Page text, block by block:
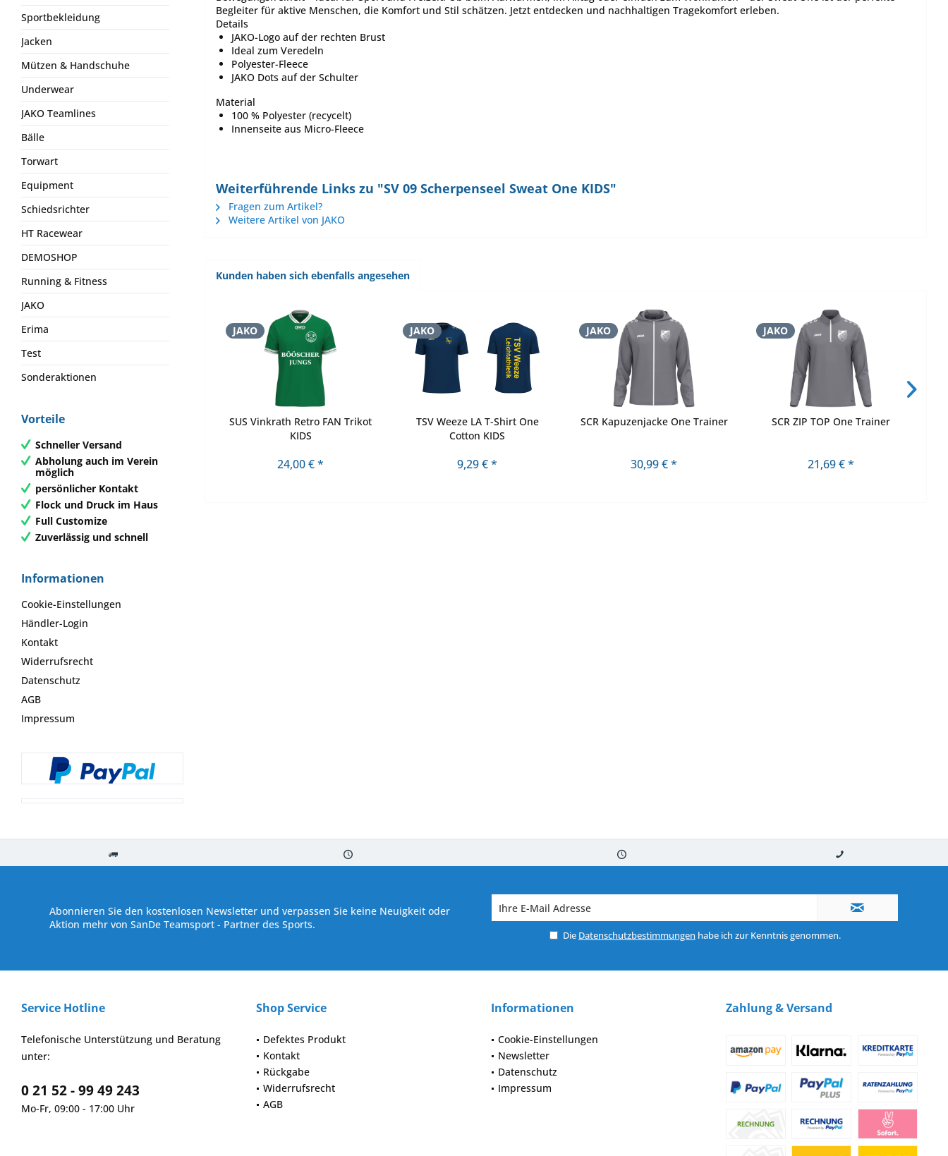
Sportbekleidung
Jacken
Mützen & Handschuhe
Underwear
JAKO Teamlines
Bälle
Torwart
Equipment
Schiedsrichter
HT Racewear
DEMOSHOP
Running & Fitness
JAKO
Erima
Test
Sonderaktionen
Vorteile
Schneller Versand
Abholung auch im Verein
möglich
persönlicher Kontakt
Flock und Druck im Haus
Full Customize
Zuverlässig und schnell
Informationen
Cookie-Einstellungen
Händler-Login
Kontakt
Widerrufsrecht
Datenschutz
AGB
Impressum
Begleiter für aktive Menschen, die Komfort und Stil schätzen. Jetzt entdecken und nachhaltigen Tragekomfort erleben.
Details
JAKO-Logo auf der rechten Brust
Ideal zum Veredeln
Polyester-Fleece
JAKO Dots auf der Schulter
Material
100 % Polyester (recycelt)
Innenseite aus Micro-Fleece
Weiterführende Links zu "SV 09 Scherpenseel Sweat One KIDS"
Fragen zum Artikel?
Weitere Artikel von JAKO
Kunden haben sich ebenfalls angesehen
JAKO
SUS Vinkrath Retro FAN Trikot
KIDS
24,00 € *
JAKO
TSV Weeze LA T-Shirt One
Cotton KIDS
9,29 € *
JAKO
SCR Kapuzenjacke One Trainer
30,99 € *
JAKO
SCR ZIP TOP One Trainer
21,69 € *
Abonnieren Sie den kostenlosen Newsletter und verpassen Sie keine Neuigkeit oder
Aktion mehr von SanDe Teamsport - Partner des Sports.
Die Datenschutzbestimmungen habe ich zur Kenntnis genommen.
Service Hotline
Telefonische Unterstützung und Beratung
unter:
0 21 52 - 99 49 243
Mo-Fr, 09:00 - 17:00 Uhr
Shop Service
Defektes Produkt
Kontakt
Rückgabe
Widerrufsrecht
AGB
Informationen
Cookie-Einstellungen
Newsletter
Datenschutz
Impressum
Zahlung & Versand